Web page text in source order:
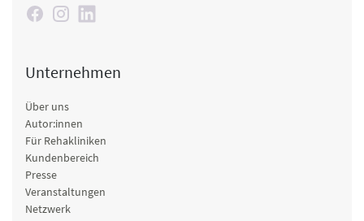
Ultraschall, Interferenzstrom, Iontophorese
Bindegewebsmassage, Lymphdrainage manuell und
Unternehmen
Über uns
Autor:innen
Für Rehakliniken
Kundenbereich
Presse
Veranstaltungen
Netzwerk